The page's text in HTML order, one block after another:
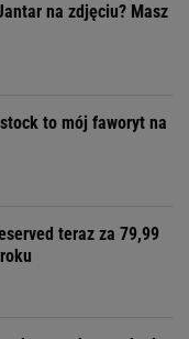
na zdjęciu? Masz
to mój faworyt na
teraz za 79,99